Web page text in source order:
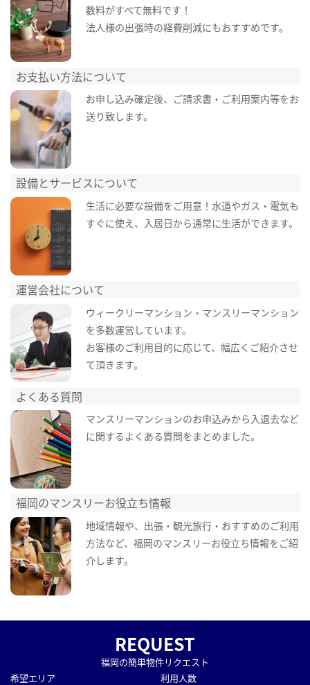
数料がすべて無料です！
法人様の出張時の経費削減にもおすすめです。
お支払い方法について
お申し込み確定後、ご請求書・ご利用案内等をお
送り致します。
設備とサービスについて
生活に必要な設備をご用意！水道やガス・電気も
すぐに使え、入居日から通常に生活ができます。
運営会社について
ウィークリーマンション・マンスリーマンション
を多数運営しています。
お客様のご利用目的に応じて、幅広くご紹介させ
て頂きます。
よくある質問
マンスリーマンションのお申込みから入退去など
に関するよくある質問をまとめました。
福岡のマンスリーお役立ち情報
地域情報や、出張・観光旅行・おすすめのご利用
方法など、福岡のマンスリーお役立ち情報をご紹
介します。
REQUEST
福岡の簡単物件リクエスト
希望エリア
利用人数